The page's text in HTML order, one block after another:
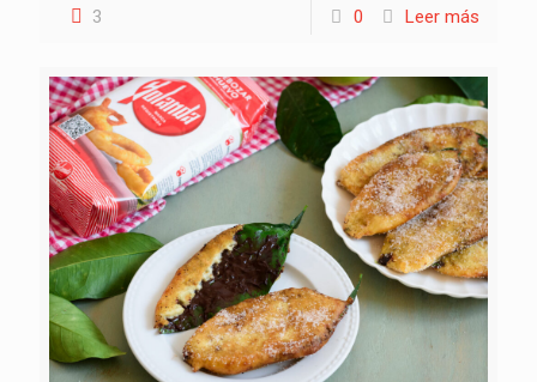
3 0 Leer más